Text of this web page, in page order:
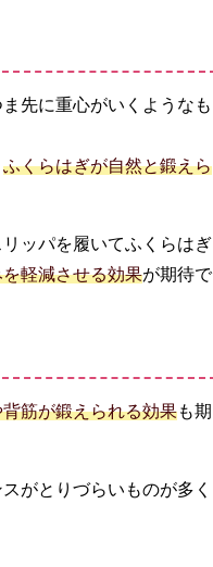
先に重心がいくようなも
ふくらはぎが自然と鍛えら
ッパを履いてふくらはぎ
軽減させる効果が期待で
筋が鍛えられる効果も期
がとりづらいものが多く